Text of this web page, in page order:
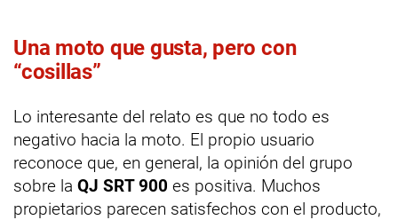
Una moto que gusta, pero con
“cosillas”
Lo interesante del relato es que no todo es
negativo hacia la moto. El propio usuario
reconoce que, en general, la opinión del grupo
sobre la QJ SRT 900 es positiva. Muchos
propietarios parecen satisfechos con el producto,